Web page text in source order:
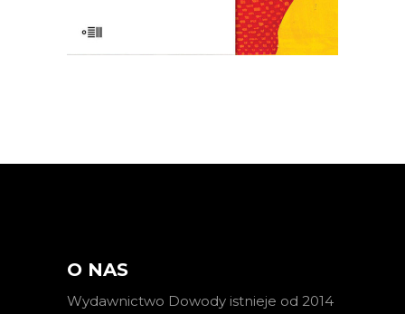
O NAS
Wydawnictwo Dowody istnieje od 2014